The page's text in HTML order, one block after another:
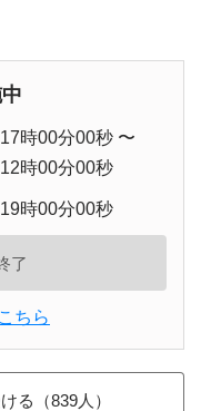
時00分00秒 〜
時00分00秒
時00分00秒
了
ちら
る（839人）